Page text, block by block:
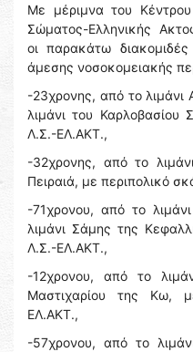
Με μέριμνα του Κέντρου
Σώματος-Ελληνικής
οι παρακάτω
άμεσης νοσοκομειακής
-23χρονης, από το λιμάνι
λιμάνι του Καρλοβασίου
Λ.Σ.-ΕΛ.ΑΚΤ.,
-32χρονης, από το
Πειραιά, με περιπολικό
-71χρονου, από το
λιμάνι Σάμης της
Λ.Σ.-ΕΛ.ΑΚΤ.,
-12χρονου, από το
Μαστιχαρίου της Κω,
ΕΛ.ΑΚΤ.,
-57χρονου, από το